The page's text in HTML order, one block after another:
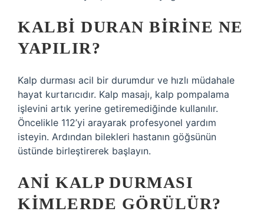
KALBI DURAN BIRINE NE
YAPILIR?
Kalp durması acil bir durumdur ve hızlı müdahale
hayat kurtarıcıdır. Kalp masajı, kalp pompalama
işlevini artık yerine getiremediğinde kullanılır.
Öncelikle 112’yi arayarak profesyonel yardım
isteyin. Ardından bilekleri hastanın göğsünün
üstünde birleştirerek başlayın.
ANI KALP DURMASI
KIMLERDE GÖRÜLÜR?